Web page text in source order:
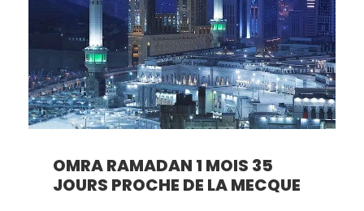
OMRA RAMADAN 1 MOIS 35
JOURS PROCHE DE LA MECQUE